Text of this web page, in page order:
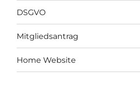
DSGVO
Mitgliedsantrag
Home Website